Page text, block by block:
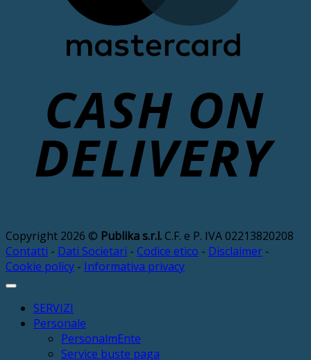
Copyright 2026 © Publika s.r.l. C.F. e P. IVA 02213820208
Contatti - Dati Societari - Codice etico - Disclaimer -
Cookie policy - Informativa privacy
SERVIZI
Personale
PersonalmEnte
Service buste paga